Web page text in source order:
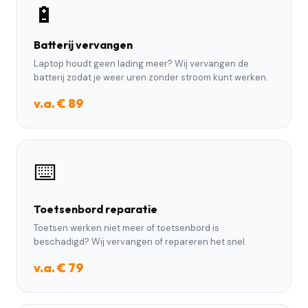
🔋
Batterij vervangen
Laptop houdt geen lading meer? Wij vervangen de
batterij zodat je weer uren zonder stroom kunt werken.
v.a. € 89
⌨️
Toetsenbord reparatie
Toetsen werken niet meer of toetsenbord is
beschadigd? Wij vervangen of repareren het snel.
v.a. € 79